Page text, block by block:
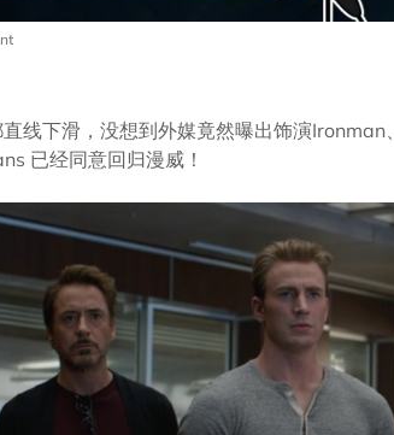
线下滑，没想到外媒竟然曝出饰演Ironman、
已经同意回归漫威！